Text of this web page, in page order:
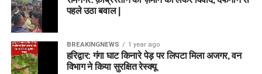
पहले उठा बवाल |
BREAKINGNEWS 1 year ago
हरिद्वार: गंगा घाट किनारे पेड़ पर लिपटा मिला अजगर, वन
विभाग ने किया सुरक्षित रेस्क्यू